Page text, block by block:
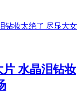
片 水晶泪钻妆